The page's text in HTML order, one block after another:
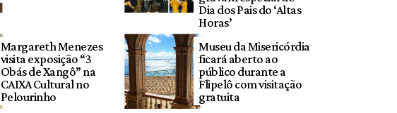
Dia dos Pais do ‘Altas
Horas’
Margareth Menezes
visita exposição “3
Obás de Xangô” na
CAIXA Cultural no
Pelourinho
Museu da Misericórdia
ficará aberto ao
público durante a
Flipelô com visitação
gratuita